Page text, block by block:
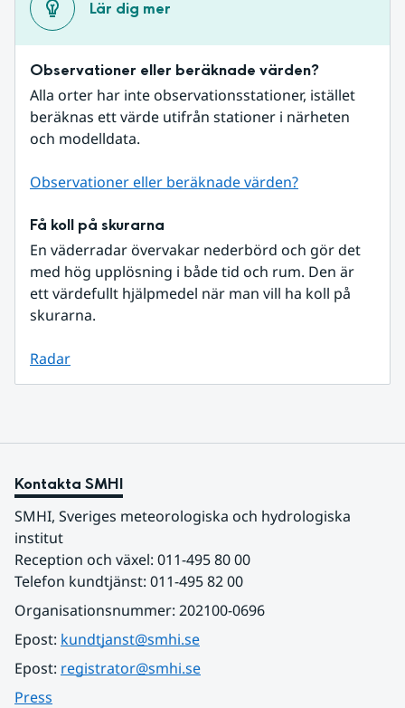
Lär dig mer
Observationer eller beräknade värden?
Alla orter har inte observationsstationer, istället
beräknas ett värde utifrån stationer i närheten
och modelldata.
Observationer eller beräknade värden?
Få koll på skurarna
En väderradar övervakar nederbörd och gör det
med hög upplösning i både tid och rum. Den är
ett värdefullt hjälpmedel när man vill ha koll på
skurarna.
Radar
Kontakta SMHI
SMHI, Sveriges meteorologiska och hydrologiska
institut
Reception och växel: 011-495 80 00
Telefon kundtjänst: 011-495 82 00
Organisationsnummer: 202100-0696
Epost: kundtjanst@smhi.se
Epost: registrator@smhi.se
Press